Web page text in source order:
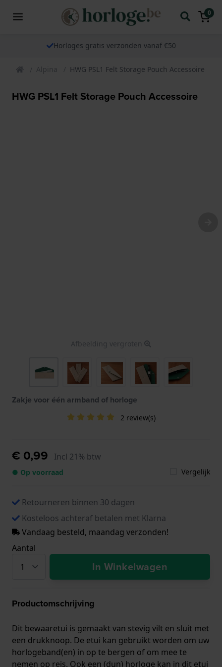
0
Horloges gratis verzonden vanaf €50
Alpina HWG PSL1 Felt Storage Pouch Accessoire
HWG PSL1 Felt Storage Pouch Accessoire
Afbeelding vergroten
Zakje voor één armband of horloge
2 review(s)
€ 0,99 Incl 21% btw
● Op voorraad Vergelijk
Retourneren binnen 30 dagen
Kosteloos achteraf betalen met Klarna
Vandaag besteld, maandag verzonden!
Aantal
In Winkelwagen
Productomschrijving
Dit bewaaretui is gemaakt van stevig vilt en sluit met
een drukknoop. De etui kan gebruikt worden om uw
horlogeband(en) in op te bergen of om mee te
nemen op reis. Ook een (dun) horloge kan in dit etui